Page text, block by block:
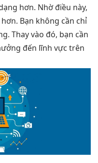
hơn. Nhờ điều này,
Bạn không cần chỉ
Thay vào đó, bạn cần
đến lĩnh vực trên